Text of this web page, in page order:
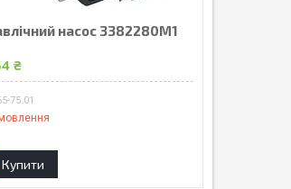
насос 3382280M1
₴
75.01
Купити